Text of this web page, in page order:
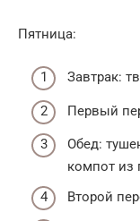
Пятница:
Завтрак:
Первый
Обед:
компот из
Второй